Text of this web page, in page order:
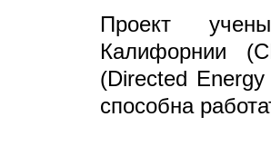
Проект
Калифорнии
(Directed
способна